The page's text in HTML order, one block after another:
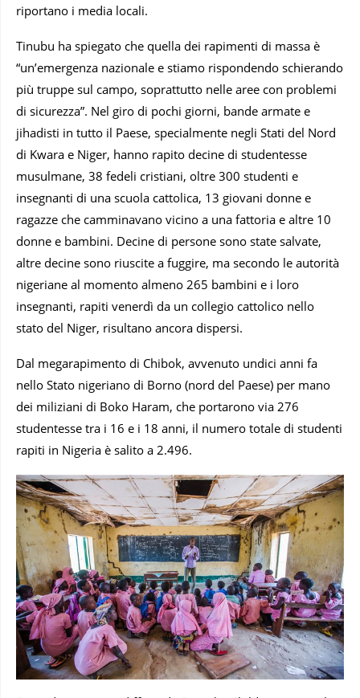
riportano i media locali.
Tinubu ha spiegato che quella dei rapimenti di massa è
“un’emergenza nazionale e stiamo rispondendo schierando
più truppe sul campo, soprattutto nelle aree con problemi
di sicurezza”. Nel giro di pochi giorni, bande armate e
jihadisti in tutto il Paese, specialmente negli Stati del Nord
di Kwara e Niger, hanno rapito decine di studentesse
musulmane, 38 fedeli cristiani, oltre 300 studenti e
insegnanti di una scuola cattolica, 13 giovani donne e
ragazze che camminavano vicino a una fattoria e altre 10
donne e bambini. Decine di persone sono state salvate,
altre decine sono riuscite a fuggire, ma secondo le autorità
nigeriane al momento almeno 265 bambini e i loro
insegnanti, rapiti venerdì da un collegio cattolico nello
stato del Niger, risultano ancora dispersi.
Dal megarapimento di Chibok, avvenuto undici anni fa
nello Stato nigeriano di Borno (nord del Paese) per mano
dei miliziani di Boko Haram, che portarono via 276
studentesse tra i 16 e i 18 anni, il numero totale di studenti
rapiti in Nigeria è salito a 2.496.